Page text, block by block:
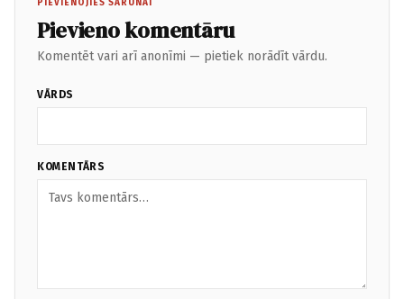
PIEVIENOJIES SARUNAI
Pievieno komentāru
Komentēt vari arī anonīmi — pietiek norādīt vārdu.
VĀRDS
KOMENTĀRS